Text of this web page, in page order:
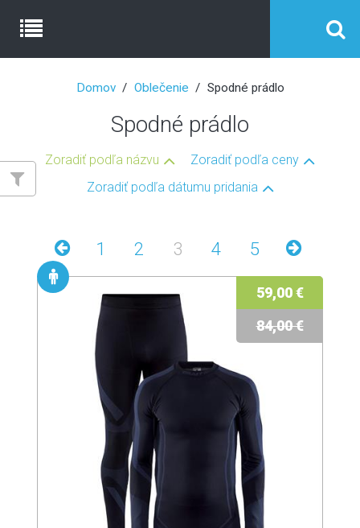
Domov Oblečenie Spodné prádlo
Spodné prádlo
Zoradiť podľa názvu
Zoradiť podľa ceny
Zoradiť podľa dátumu pridania
1 2 3 4 5
59,00 €
84,00 €